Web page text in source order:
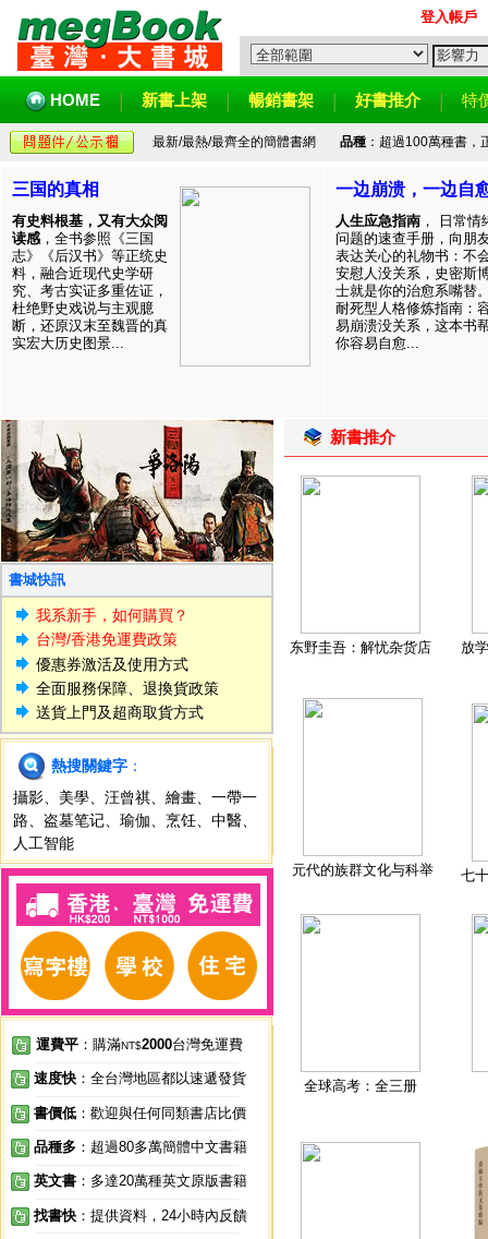
登入帳戶
HOME 新書上架 暢銷書架 好書推介 特
最新/最熱/最齊全的簡體書網 品種：超過100萬種書，
三国的真相
有史料根基，又有大众阅
读感 ，全书参照《三国
志》《后汉书》等正统史
料，融合近现代史学研
究、考古实证多重佐证，
杜绝野史戏说与主观臆
断，还原汉末至魏晋的真
实宏大历史图景...
一边崩溃，一边自
人生应急指南 ， 日常情
问题的速查手册，向朋
表达关心的礼物书：不
安慰人没关系，史密斯
士就是你的治愈系嘴替
耐死型人格修炼指南：
易崩溃没关系，这本书
你容易自愈...
書城快訊
我系新手，如何購買？
台灣/香港免運費政策
優惠券激活及使用方式
全面服務保障、退換貨政策
送貨上門及超商取貨方式
熱搜關鍵字 ：
攝影
美學 汪曾祺 繪畫
一帶一
路
盗墓笔记 瑜伽 烹饪 中醫
人工智能
運費平 ：購滿NT$2000台灣免運費
速度快 ：全台灣地區都以速遞發貨
書價低 ：歡迎與任何同類書店比價
品種多 ：超過80多萬簡體中文書籍
英文書 ：多達20萬種英文原版書籍
找書快 ：提供資料，24小時內反饋
新書推介
东野圭吾：解忧杂货店 放
元代的族群文化与科举 七
全球高考：全三册